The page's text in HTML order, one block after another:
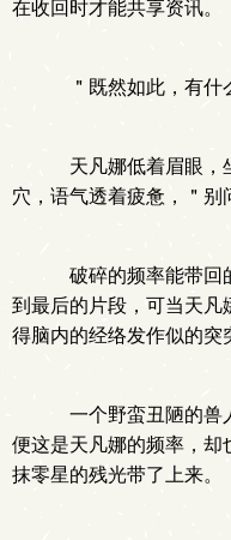
在收回时才能共享资讯。
＂既然如此，有什
天凡娜低着眉眼，
穴，语气透着疲惫，＂别
破碎的频率能带回
到最后的片段，可当天凡
得脑内的经络发作似的突
一个野蛮丑陋的兽
便这是天凡娜的频率，却
抹零星的残光带了上来。